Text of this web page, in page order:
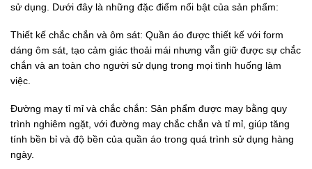
sử dụng. Dưới đây là những đặc điểm nổi bật của sản phẩm:
Thiết kế chắc chắn và ôm sát: Quần áo được thiết kế với form
dáng ôm sát, tạo cảm giác thoải mái nhưng vẫn giữ được sự chắc
chắn và an toàn cho người sử dụng trong mọi tình huống làm
việc.
Đường may tỉ mỉ và chắc chắn: Sản phẩm được may bằng quy
trình nghiêm ngặt, với đường may chắc chắn và tỉ mỉ, giúp tăng
tính bền bỉ và độ bền của quần áo trong quá trình sử dụng hàng
ngày.